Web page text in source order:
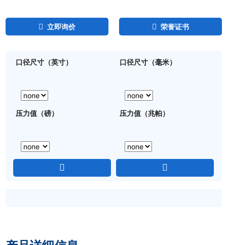
立即询价 荣誉证书
压力值（磅） 压力值（兆帕）
口径尺寸（毫米）
口径尺寸（英寸）